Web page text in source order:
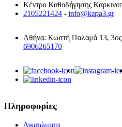
Κέντρο Καθοδήγησης
2105221424 - info@kapa3.gr
Αθήνα: Κωστή Παλαμά 13,
6906265170
Πληροφορίες
Δικαιώματα